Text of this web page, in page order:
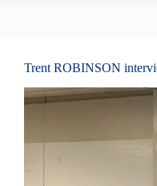
Trent ROBINSON